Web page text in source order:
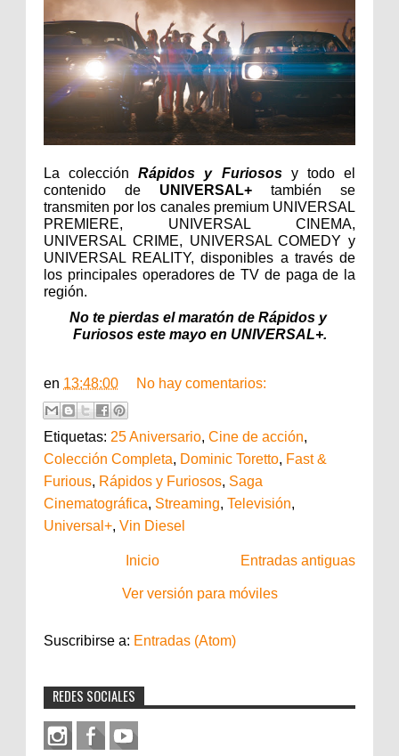
La colección Rápidos y Furiosos
y todo el
contenido de UNIVERSAL+ también se
transmiten por los canales premium UNIVERSAL
PREMIERE, UNIVERSAL CINEMA,
UNIVERSAL CRIME, UNIVERSAL COMEDY y
UNIVERSAL REALITY, disponibles a través de
los principales operadores de TV de paga de la
región.
No te pierdas el maratón de Rápidos y
Furiosos este mayo en UNIVERSAL+.
en 13:48:00 No hay comentarios:
Etiquetas: 25 Aniversario, Cine de acción,
Colección Completa, Dominic Toretto, Fast &
Furious, Rápidos y Furiosos, Saga
Cinematográfica, Streaming, Televisión,
Universal+, Vin Diesel
Entradas antiguas
Inicio
Ver versión para móviles
Suscribirse a: Entradas (Atom)
REDES SOCIALES